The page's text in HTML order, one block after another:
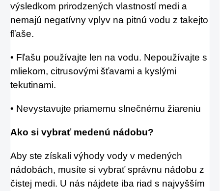
výsledkom prirodzených vlastností medi a
nemajú negatívny vplyv na pitnú vodu z takejto
fľaše.
• Fľašu používajte len na vodu. Nepoužívajte s
mliekom, citrusovými šťavami a kyslými
tekutinami.
• Nevystavujte priamemu slnečnému žiareniu
Ako si vybrať medenú nádobu?
Aby ste získali výhody vody v medených
nádobách, musíte si vybrať správnu nádobu z
čistej medi. U nás nájdete iba riad s najvyšším